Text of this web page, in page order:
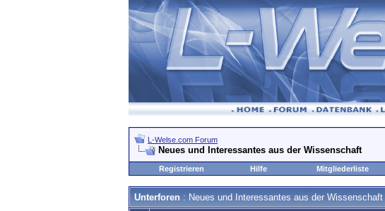
L-Welse.com Forum
Neues und Interessantes aus der Wissenschaft
Registrieren
Hilfe Mitgliederliste
Unterforen : Neues und Interessantes aus der Wissenschaft